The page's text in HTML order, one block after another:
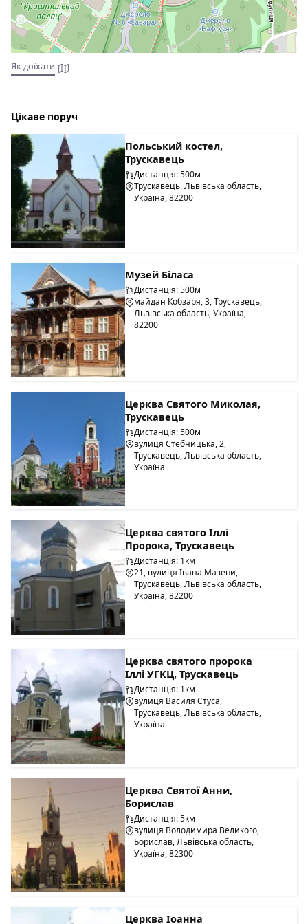
Як доїхати
Цікаве поруч
Польський костел,
Трускавець
Дистанція: 500м
Трускавець, Львівська область,
Україна, 82200
Музей Біласа
Дистанція: 500м
майдан Кобзаря, 3, Трускавець,
Львівська область, Україна,
82200
Церква Святого Миколая,
Трускавець
Дистанція: 500м
вулиця Стебницька, 2,
Трускавець, Львівська область,
Україна
Церква святого Іллі
Пророка, Трускавець
Дистанція: 1км
21, вулиця Івана Мазепи,
Трускавець, Львівська область,
Україна, 82200
Церква святого пророка
Іллі УГКЦ, Трускавець
Дистанція: 1км
вулиця Василя Стуса,
Трускавець, Львівська область,
Україна
Церква Святої Анни,
Борислав
Дистанція: 5км
вулиця Володимира Великого,
Борислав, Львівська область,
Україна, 82300
Церква Іоанна